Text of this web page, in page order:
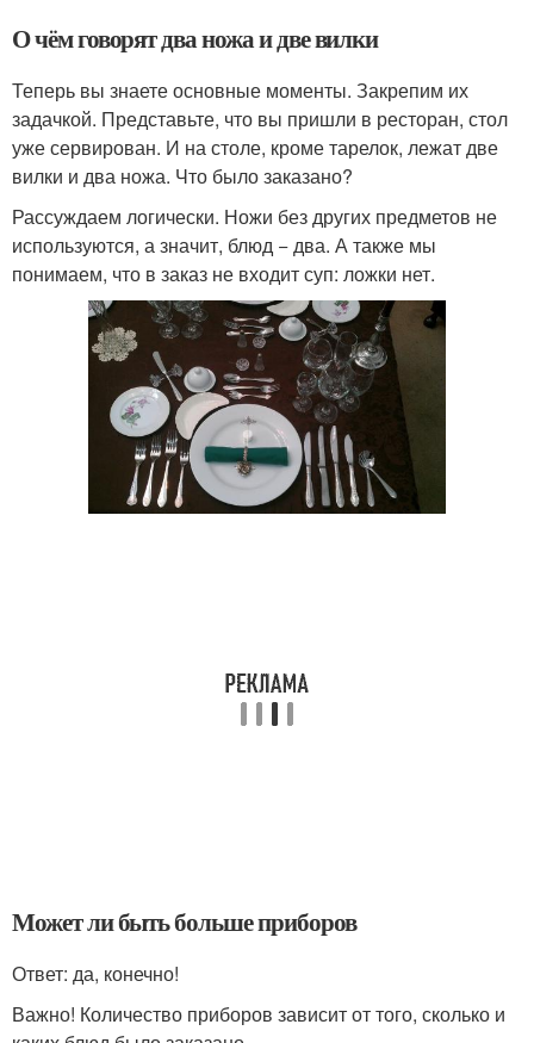
О чём говорят два ножа и две вилки
Теперь вы знаете основные моменты. Закрепим их
задачкой. Представьте, что вы пришли в ресторан, стол
уже сервирован. И на столе, кроме тарелок, лежат две
вилки и два ножа. Что было заказано?
Рассуждаем логически. Ножи без других предметов не
используются, а значит, блюд − два. А также мы
понимаем, что в заказ не входит суп: ложки нет.
Может ли быть больше приборов
Ответ: да, конечно!
Важно! Количество приборов зависит от того, сколько и